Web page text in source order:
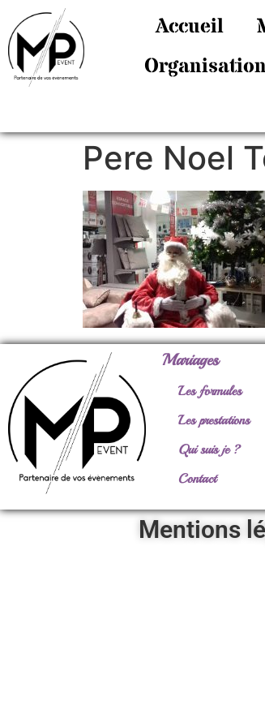
Accueil
Pere Noel
Mariages
Les formules
Les prestations
Qui suis je ?
Contact
Mentions